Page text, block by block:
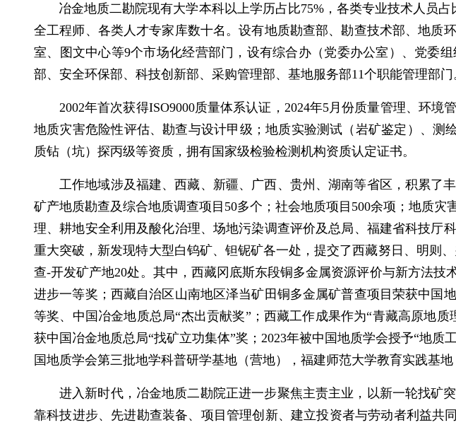
冶金地质二勘院现有大学本科以上学历占比75%，各类专业技术人员占
全工程师、各类人才专家库数十名 。设有地质勘查部、勘查技术部、地质
室、图文中心等9个市场化经营部门，设有综合办（党委办公室）、党委
部、安全环保部、科技创新部、 采购管理部、基地服务部11个职能管理部门
2002年首次获得ISO9000质量体系认证，2024年5月份质量管理、环境
地质灾害危险性评估、勘查与设计甲级；地质实验测试（岩矿鉴定）、测
质钻（坑）探丙级等资质，拥有国家级检验检测机构资质认定证书。
工作地域涉及福建、西藏、新疆、广西、贵州、湖南等省区，积累了
矿产地质勘查及综合地质调查项目 50多个 ；社会地质项目 500余项 ；地质灾
理、耕地安全利用及酸化治理、场地污染调查评价及总局、福建省科技厅
重大突破，新发现特大型白钨矿、钽铌矿各一处，提交了西藏努日、明则
查-开发矿产地20处。其中，西藏冈底斯东段铜多金属资源评价与新方法技
进步一等奖 ；西藏自治区山南地区泽当矿田铜多金属矿普查项目荣获中国
等奖、 中国 冶金地质总局“杰出贡献奖” ； 西藏工作成果作为“青藏高原地质
获中国冶金地质总局“找矿立功集体”奖；2023年被中国地质学会授予“地
国地质学会第三批地学科普研学基地（营地），福建师范大学教育实践基
进入新时代，冶金地质二勘院正进一步聚焦主责主业，以新一轮找矿
靠科技进步、先进勘查装备、项目管理创新、建立投资者与劳动者利益共